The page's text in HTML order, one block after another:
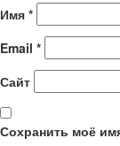
Имя *
Email *
Сайт
Сохранить моё